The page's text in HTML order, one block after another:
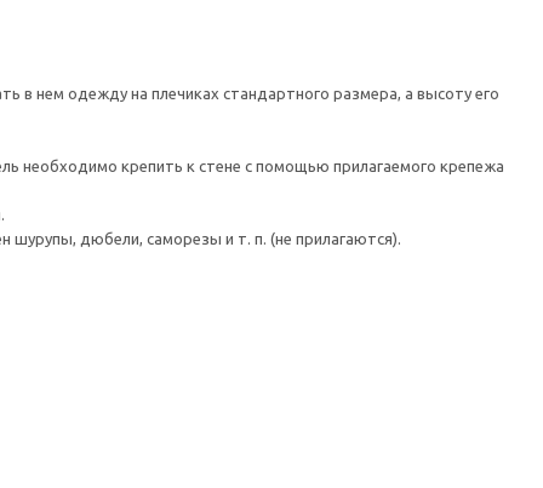
в нем одежду на плечиках стандартного размера, а высоту его
крепить к стене с помощью прилагаемого крепежа
шурупы, дюбели, саморезы и т. п. (не прилагаются).